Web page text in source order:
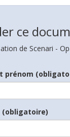
ce
de Scenari -
prénom
(obligatoire)